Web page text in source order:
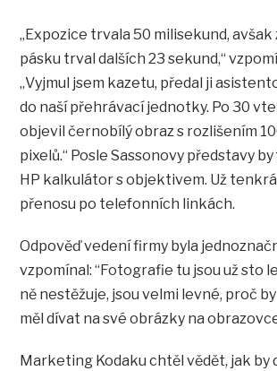
„Expozice trvala 50 milisekund, avšak
pásku trval dalších 23 sekund,“
„Vyjmul jsem kazetu, předal ji
do naší přehrávací jednotky. Po 30
objevil černobílý obraz s rozlišením
pixelů.“ Posle Sassonovy představy
HP kalkulátor s objektivem. Už
přenosu po telefonních linkách.
Odpověď vedení firmy byla
vzpomínal: “Fotografie tu jsou už sto
ně nestěžuje, jsou velmi levné, proč
měl dívat na své obrázky na
Marketing Kodaku chtěl vědět, jak by